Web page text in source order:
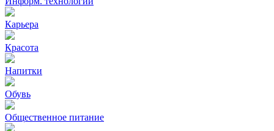
Карьера
Красота
Напитки
Обувь
Общественное питание